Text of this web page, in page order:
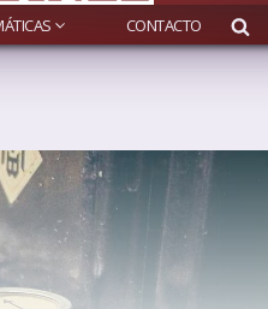
CONTACTO